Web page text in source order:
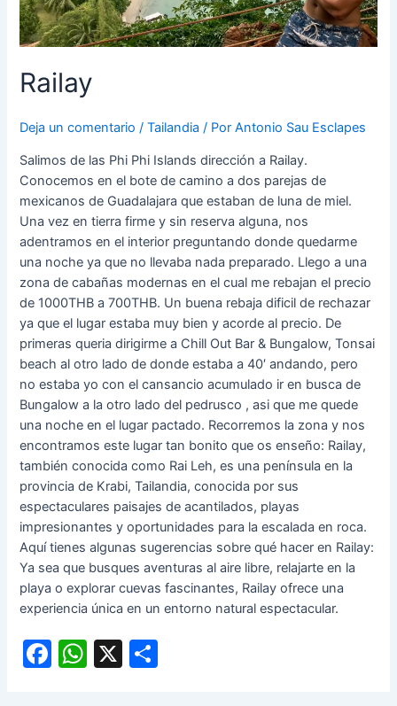
Railay
Deja un comentario /Tailandia / PorAntonio Sau Esclapes
Salimos de las Phi Phi Islands dirección a Railay.
Conocemos en el bote de camino a dos parejas de
mexicanos de Guadalajara que estaban de luna de miel.
Una vez en tierra firme y sin reserva alguna, nos
adentramos en el interior preguntando donde quedarme
una noche ya que no llevaba nada preparado. Llego a una
zona de cabañas modernas en el cual me rebajan el precio
de 1000THB a 700THB. Un buena rebaja dificil de rechazar
ya que el lugar estaba muy bien y acorde al precio. De
primeras queria dirigirme a Chill Out Bar & Bungalow, Tonsai
beach al otro lado de donde estaba a 40′ andando, pero
no estaba yo con el cansancio acumulado ir en busca de
Bungalow a la otro lado del pedrusco , asi que me quede
una noche en el lugar pactado. Recorremos la zona y nos
encontramos este lugar tan bonito que os enseño: Railay,
también conocida como Rai Leh, es una península en la
provincia de Krabi, Tailandia, conocida por sus
espectaculares paisajes de acantilados, playas
impresionantes y oportunidades para la escalada en roca.
Aquí tienes algunas sugerencias sobre qué hacer en Railay:
Ya sea que busques aventuras al aire libre, relajarte en la
playa o explorar cuevas fascinantes, Railay ofrece una
experiencia única en un entorno natural espectacular.
F
W X